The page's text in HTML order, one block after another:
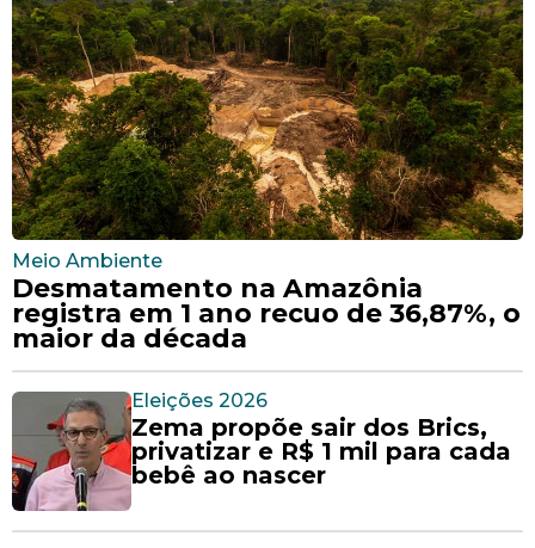
Meio Ambiente
Desmatamento na Amazônia
registra em 1 ano recuo de 36,87%, o
maior da década
Eleições 2026
Zema propõe sair dos Brics,
privatizar e R$ 1 mil para cada
bebê ao nascer